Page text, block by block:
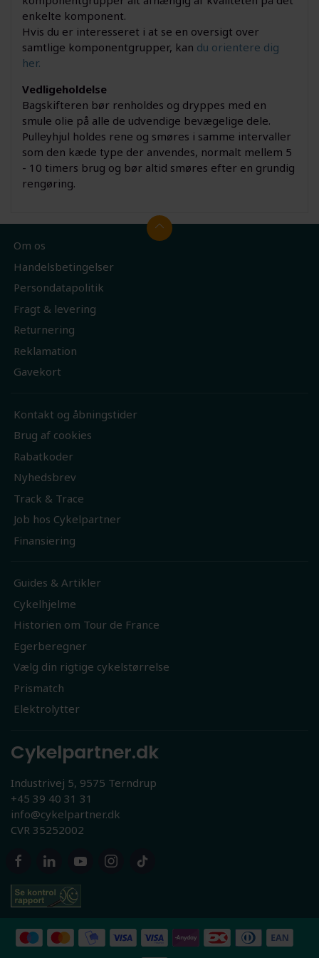
enkelte komponent.
Hvis du er interesseret i at se en oversigt over
samtlige komponentgrupper, kan du orientere dig
her.
Vedligeholdelse
Bagskifteren bør renholdes og dryppes med en
smule olie på alle de udvendige bevægelige dele.
Pulleyhjul holdes rene og smøres i samme intervaller
som den kæde type der anvendes, normalt mellem 5
- 10 timers brug og bør altid smøres efter en grundig
rengøring.
Om os
Handelsbetingelser
Persondatapolitik
Fragt & levering
Returnering
Reklamation
Gavekort
Kontakt og åbningstider
Brug af cookies
Rabatkoder
Nyhedsbrev
Track & Trace
Job hos Cykelpartner
Finansiering
Guides & Artikler
Cykelhjelme
Historien om Tour de France
Egerberegner
Vælg din rigtige cykelstørrelse
Prismatch
Elektrolytter
Cykelpartner.dk
Industrivej 5, 9575 Terndrup
+45 39 40 31 31
info@cykelpartner.dk
CVR 35252002